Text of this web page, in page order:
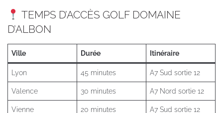
TEMPS D’ACCÈS GOLF DOMAINE
D’ALBON
Ville Durée Itinéraire
Lyon 45 minutes A7 Sud sortie 12
Valence 30 minutes A7 Nord sortie 12
Vienne 20 minutes A7 Sud sortie 12